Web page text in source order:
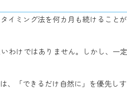
イミング法を何カ月も続けること
わけではありません。しかし、一
、「できるだけ自然に」を優先し